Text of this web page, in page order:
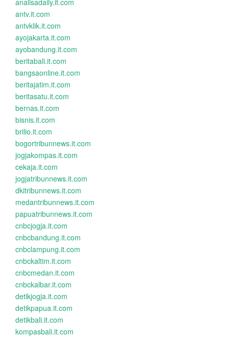
analisadaily.it.com
antv.it.com
antvklik.it.com
ayojakarta.it.com
ayobandung.it.com
beritabali.it.com
bangsaonline.it.com
beritajatim.it.com
beritasatu.it.com
bernas.it.com
bisnis.it.com
brilio.it.com
bogortribunnews.it.com
jogjakompas.it.com
cekaja.it.com
jogjatribunnews.it.com
dkitribunnews.it.com
medantribunnews.it.com
papuatribunnews.it.com
cnbcjogja.it.com
cnbcbandung.it.com
cnbclampung.it.com
cnbckaltim.it.com
cnbcmedan.it.com
cnbckalbar.it.com
detikjogja.it.com
detikpapua.it.com
detikbali.it.com
kompasbali.it.com